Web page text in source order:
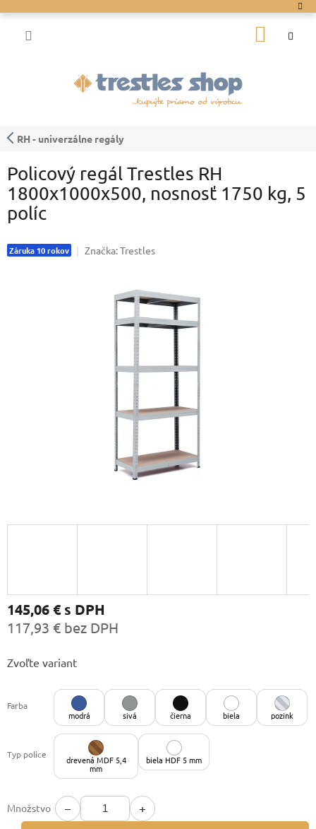
na
RH - univerzálne regály
Policový regál Trestles RH
1800x1000x500, nosnosť 1750 kg, 5
políc
Záruka 10 rokov Značka:Trestles
145,06 €s DPH
117,93 € bez DPH
cena:
Zvoľte variant
Farba
modrá
sivá čierna biela pozink
Typ police drevená MDF 5,4
mm
biela HDF 5 mm
Množstvo − +